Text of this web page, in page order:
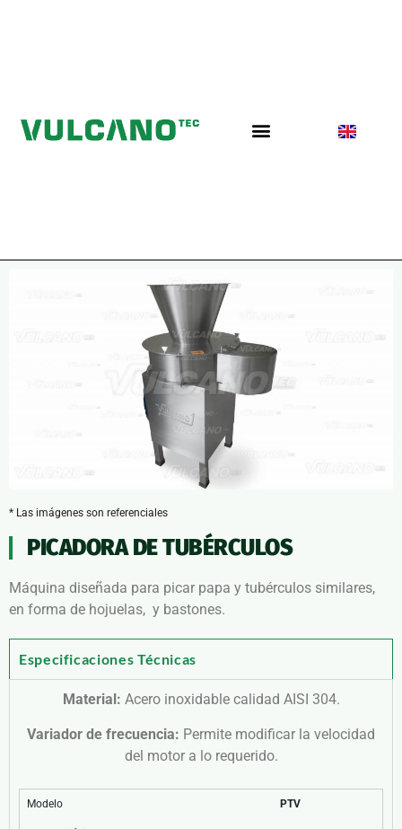
* Las imágenes son referenciales
PICADORA DE TUBÉRCULOS
Máquina diseñada para picar papa y tubérculos similares,
en forma de hojuelas, y bastones.
Especificaciones Técnicas
Material: Acero inoxidable calidad AISI 304.
Variador de frecuencia: Permite modificar la velocidad
del motor a lo requerido.
Modelo PTV